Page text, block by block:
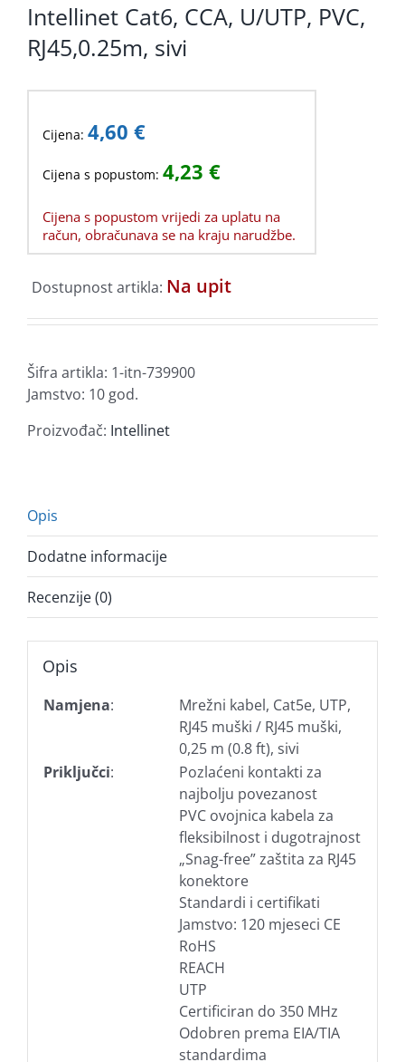
PRINTERI
POTROŠNI
OSTALO
Intellinet Cat6, CCA, U/UTP, PVC,
RJ45,0.25m, sivi
Cijena: 4,60 €
Cijena s popustom: 4,23 €
Cijena s popustom vrijedi za uplatu na
račun, obračunava se na kraju narudžbe.
Dostupnost artikla: Na upit
Šifra artikla: 1-itn-739900
Jamstvo: 10 god.
Proizvođač: Intellinet
Opis
Dodatne informacije
Recenzije (0)
Opis
Namjena:
Mrežni kabel, Cat5e, UTP,
RJ45 muški / RJ45 muški,
0,25 m (0.8 ft), sivi
Priključci:
Pozlaćeni kontakti za
najbolju povezanost
PVC ovojnica kabela za
fleksibilnost i dugotrajnost
„Snag-free” zaštita za RJ45
konektore
Standardi i certifikati
Jamstvo: 120 mjeseci CE
RoHS
REACH
UTP
Certificiran do 350 MHz
Odobren prema EIA/TIA
standardima